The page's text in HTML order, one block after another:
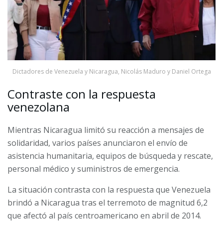
Dictadores de Venezuela y Nicaragua, Nicolás Maduro y Daniel Ortega
Contraste con la respuesta
venezolana
Mientras Nicaragua limitó su reacción a mensajes de
solidaridad, varios países anunciaron el envío de
asistencia humanitaria, equipos de búsqueda y rescate,
personal médico y suministros de emergencia.
La situación contrasta con la respuesta que Venezuela
brindó a Nicaragua tras el terremoto de magnitud 6,2
que afectó al país centroamericano en abril de 2014.